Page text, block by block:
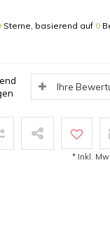
Sterne, basierend auf 0
Ihre
* Inkl.